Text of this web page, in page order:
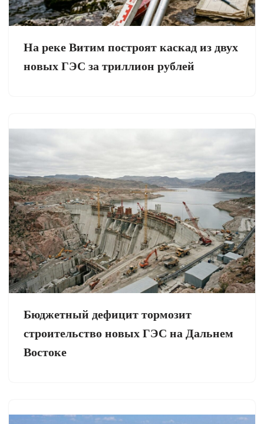
На реке Витим построят каскад из двух
новых ГЭС за триллион рублей
Бюджетный дефицит тормозит
строительство новых ГЭС на Дальнем
Востоке